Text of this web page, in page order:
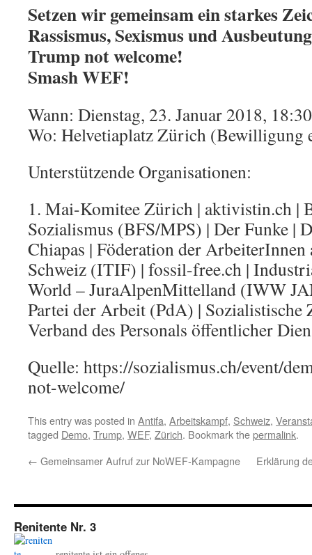
Setzen wir gemeinsam ein starkes
Rassismus, Sexismus und
Trump not welcome!
Smash WEF!
Wann: Dienstag, 23. Januar 2018,
Wo: Helvetiaplatz Zürich (Bewilligung
Unterstützende Organisationen:
1. Mai-Komitee Zürich | aktivistin.ch |
Sozialismus (BFS/MPS) | Der Funke |
Chiapas | Föderation der ArbeiterInnen
Schweiz (ITIF) | fossil-free.ch |
World – JuraAlpenMittelland (IWW
Partei der Arbeit (PdA) | Sozialistische
Verband des Personals öffentlicher
Quelle: https://sozialismus.ch/event/
not-welcome/
This entry was posted in Antifa, Arbeitskampf, Schweiz,
tagged Demo, Trump, WEF, Zürich. Bookmark thepermalink.
← Gemeinsamer Aufruf zur NoWEF-Kampagne Erklärung
Renitente Nr. 3